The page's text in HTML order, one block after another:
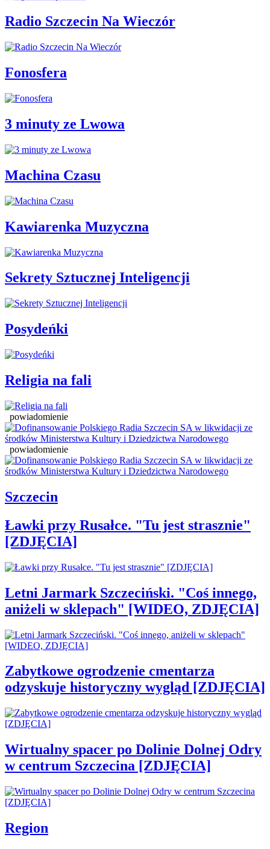
Radio Szczecin Na Wieczór
Fonosfera
3 minuty ze Lwowa
Machina Czasu
Kawiarenka Muzyczna
Sekrety Sztucznej Inteligencji
Posydeńki
Religia na fali
powiadomienie
powiadomienie
Szczecin
Ławki przy Rusałce. "Tu jest strasznie"
[ZDJĘCIA]
Letni Jarmark Szczeciński. "Coś innego,
aniżeli w sklepach" [WIDEO, ZDJĘCIA]
Zabytkowe ogrodzenie cmentarza
odzyskuje historyczny wygląd [ZDJĘCIA]
Wirtualny spacer po Dolinie Dolnej Odry
w centrum Szczecina [ZDJĘCIA]
Region